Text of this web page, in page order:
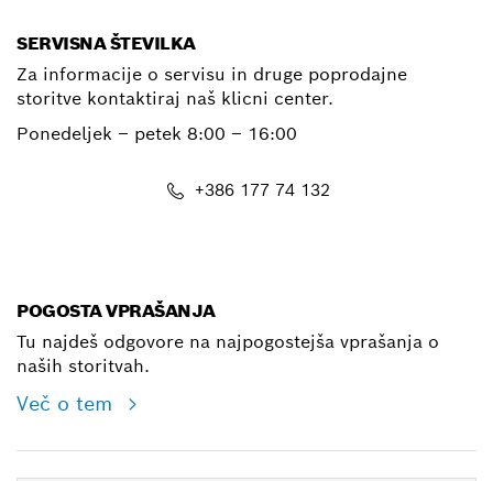
SERVISNA ŠTEVILKA
Za informacije o servisu in druge poprodajne
storitve kontaktiraj naš klicni center.
Ponedeljek – petek 8:00 – 16:00
+386 177 74 132
POGOSTA VPRAŠANJA
Tu najdeš odgovore na najpogostejša vprašanja o
naših storitvah.
Več o tem